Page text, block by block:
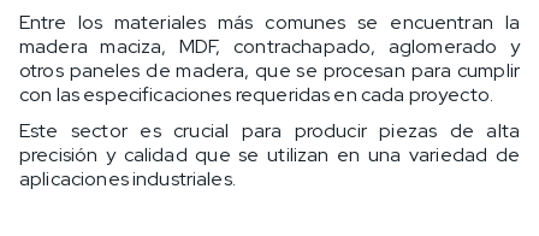
Entre los materiales más comunes se encuentran la
madera maciza, MDF, contrachapado, aglomerado y
otros paneles de madera, que se procesan para cumplir
con las especificaciones requeridas en cada proyecto.
Este sector es crucial para producir piezas de alta
precisión y calidad que se utilizan en una variedad de
aplicaciones industriales.